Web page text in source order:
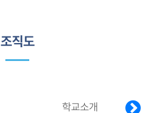
조직도
학교소개